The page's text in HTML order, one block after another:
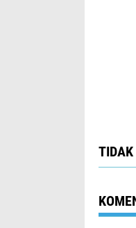
TIDAK